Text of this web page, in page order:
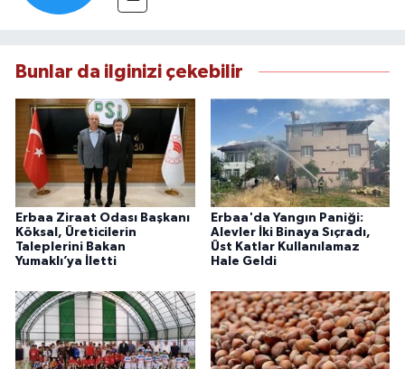
Bunlar da ilginizi çekebilir
Erbaa Ziraat Odası Başkanı
Köksal, Üreticilerin
Taleplerini Bakan
Yumaklı’ya İletti
Erbaa'da Yangın Paniği:
Alevler İki Binaya Sıçradı,
Üst Katlar Kullanılamaz
Hale Geldi